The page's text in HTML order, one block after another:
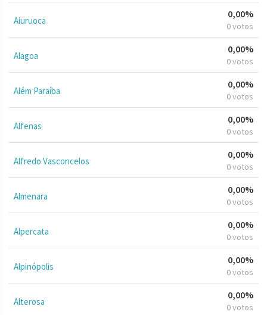
Aiuruoca
0,00%
0 votos
Alagoa
0,00%
0 votos
Além Paraíba
0,00%
0 votos
Alfenas
0,00%
0 votos
Alfredo Vasconcelos
0,00%
0 votos
Almenara
0,00%
0 votos
Alpercata
0,00%
0 votos
Alpinópolis
0,00%
0 votos
Alterosa
0,00%
0 votos